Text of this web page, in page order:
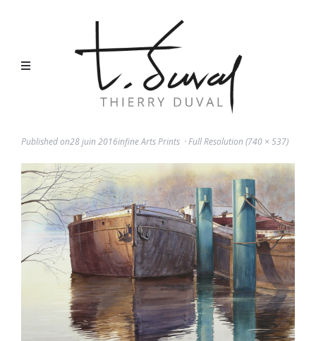
Published on28 juin 2016inFine Arts Prints Full Resolution (740 × 537)